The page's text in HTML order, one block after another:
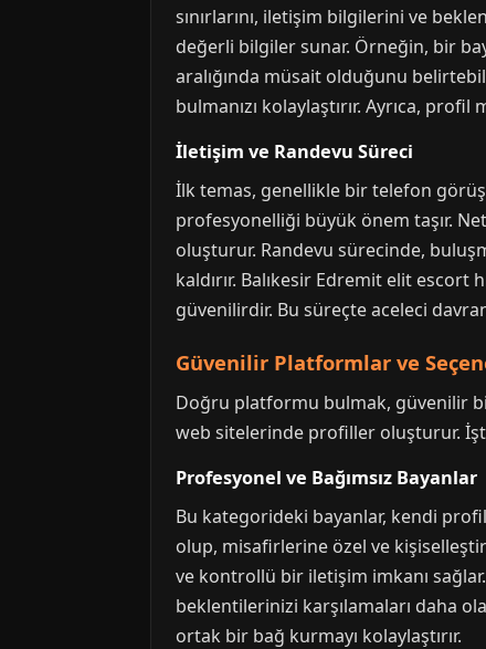
sınırlarını, iletişim bilgilerini ve
değerli bilgiler sunar. Örneğin, bir
aralığında müsait olduğunu
bulmanızı kolaylaştırır. Ayrıca,
İletişim ve Randevu Süreci
İlk temas, genellikle bir telefon
profesyonelliği büyük önem taşır.
oluşturur. Randevu sürecinde,
kaldırır. Balıkesir Edremit elit
güvenilirdir. Bu süreçte aceleci
Güvenilir Platformlar ve
Doğru platformu bulmak, güvenilir
web sitelerinde profiller oluşturur.
Profesyonel ve Bağımsız Bayanlar
Bu kategorideki bayanlar, kendi
olup, misafirlerine özel ve
ve kontrollü bir iletişim imkanı sağlar.
beklentilerinizi karşılamaları daha
ortak bir bağ kurmayı kolaylaştırır.